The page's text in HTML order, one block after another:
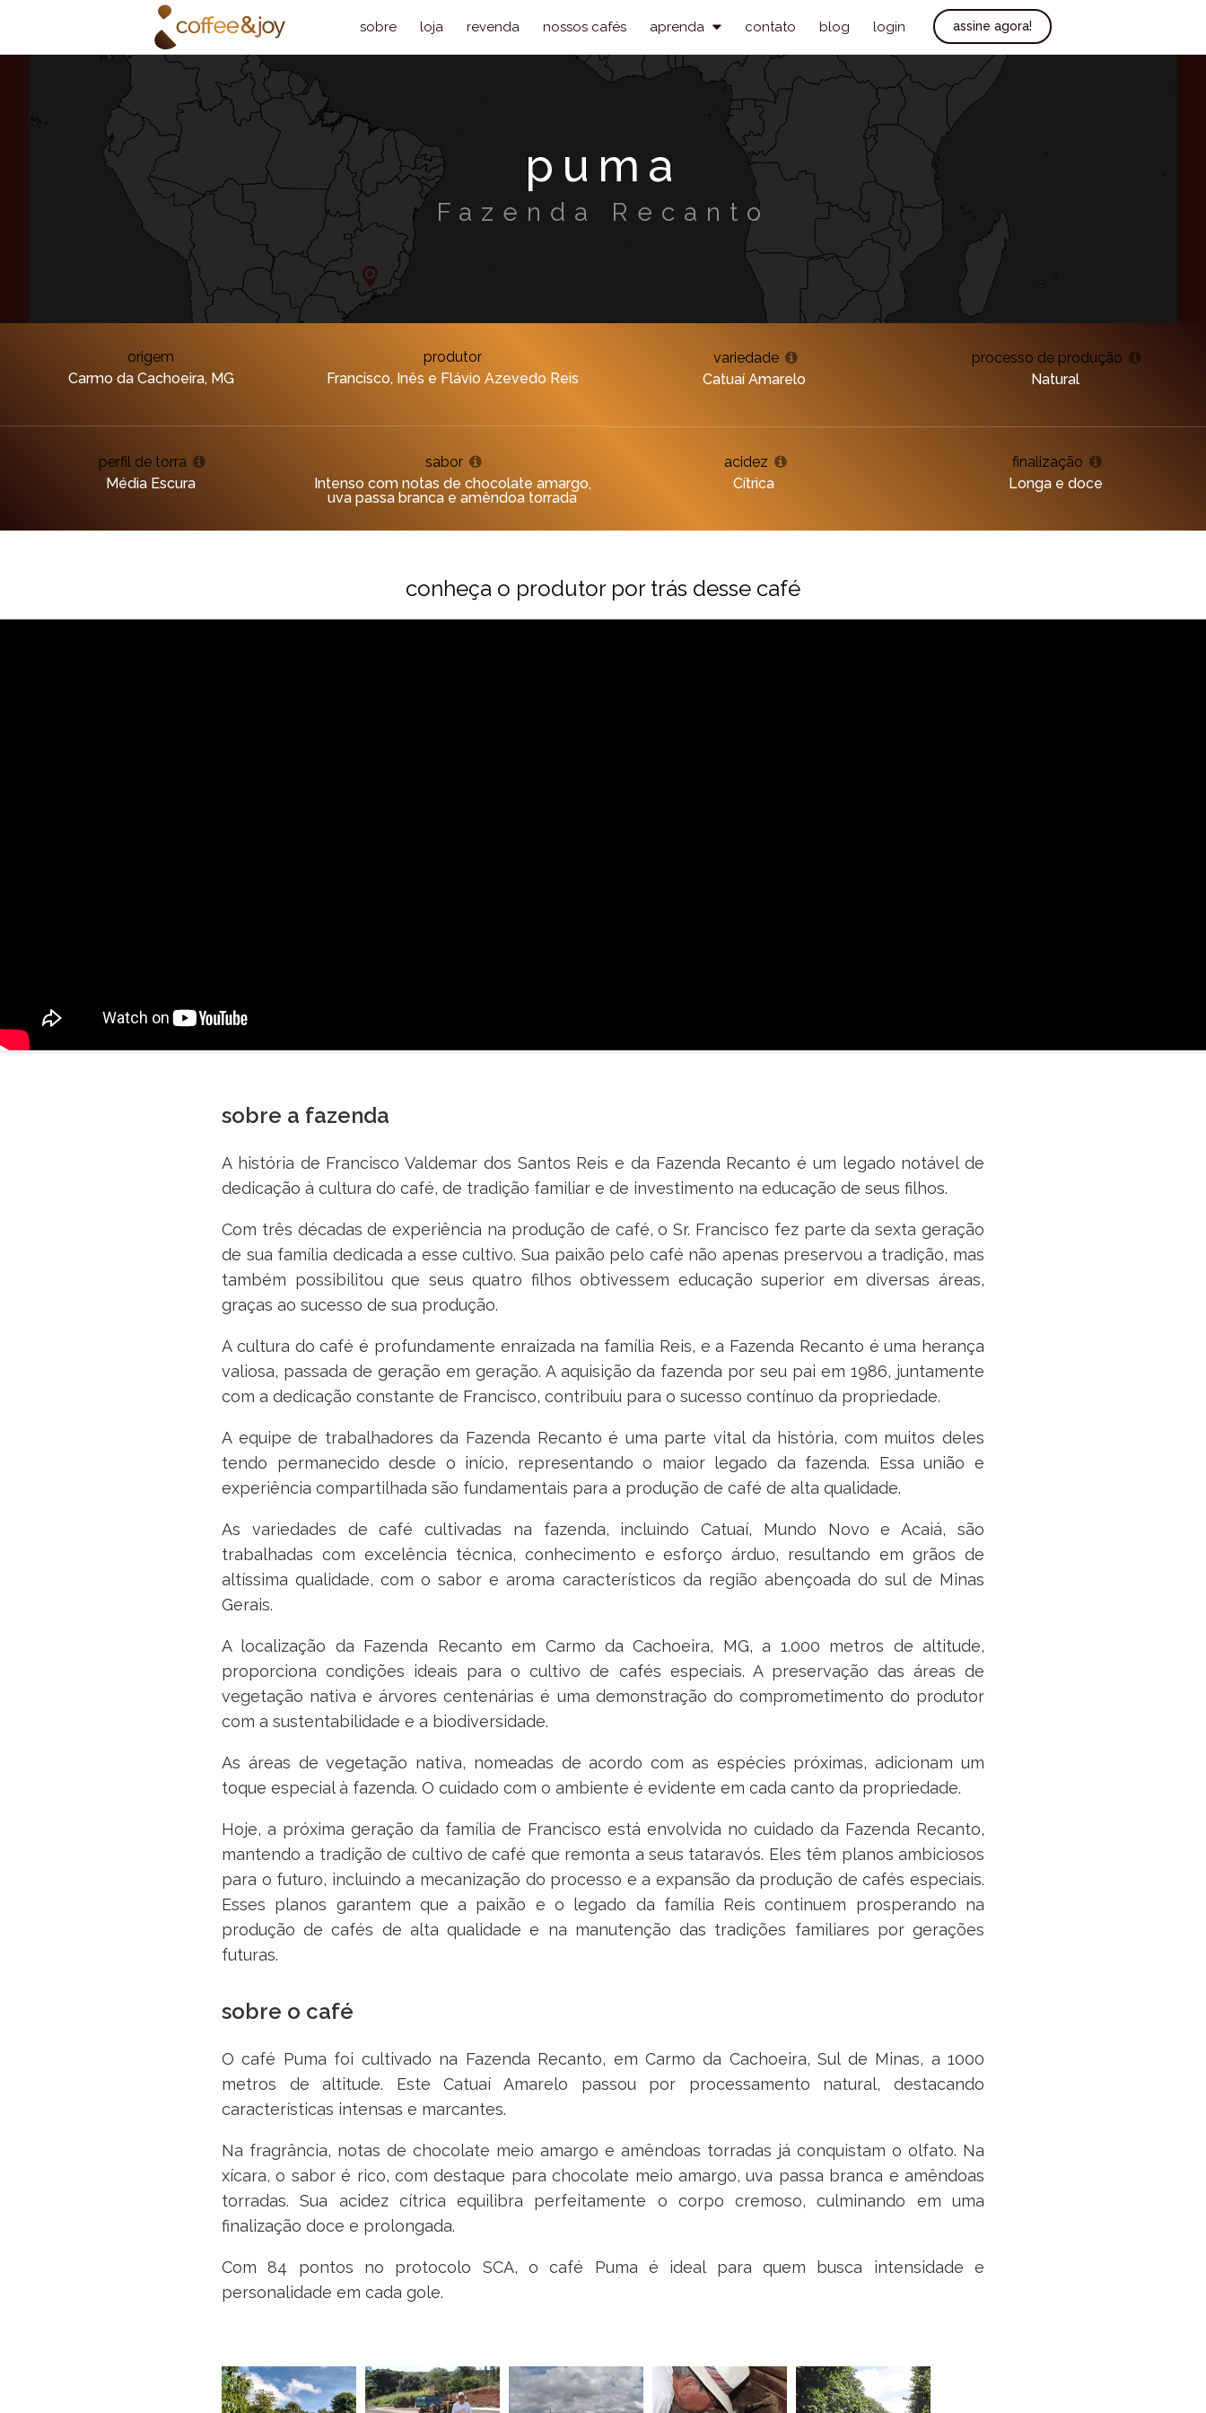
sobre loja revenda nossos cafés aprenda contato blog login assine agora!
puma
Fazenda Recanto
origem
Carmo da Cachoeira, MG
produtor
Francisco, Inês e Flávio Azevedo Reis
variedade
Catuaí Amarelo
processo de produção
Natural
perfil de torra
Média Escura
sabor
Intenso com notas de chocolate amargo,
uva passa branca e amêndoa torrada
acidez
Cítrica
finalização
Longa e doce
conheça o produtor por trás desse café
sobre a fazenda
A história de Francisco Valdemar dos Santos Reis e da Fazenda Recanto é um legado notável de
dedicação à cultura do café, de tradição familiar e de investimento na educação de seus filhos.
Com três décadas de experiência na produção de café, o Sr. Francisco fez parte da sexta geração
de sua família dedicada a esse cultivo. Sua paixão pelo café não apenas preservou a tradição, mas
também possibilitou que seus quatro filhos obtivessem educação superior em diversas áreas,
graças ao sucesso de sua produção.
A cultura do café é profundamente enraizada na família Reis, e a Fazenda Recanto é uma herança
valiosa, passada de geração em geração. A aquisição da fazenda por seu pai em 1986, juntamente
com a dedicação constante de Francisco, contribuiu para o sucesso contínuo da propriedade.
A equipe de trabalhadores da Fazenda Recanto é uma parte vital da história, com muitos deles
tendo permanecido desde o início, representando o maior legado da fazenda. Essa união e
experiência compartilhada são fundamentais para a produção de café de alta qualidade.
As variedades de café cultivadas na fazenda, incluindo Catuaí, Mundo Novo e Acaiá, são
trabalhadas com excelência técnica, conhecimento e esforço árduo, resultando em grãos de
altíssima qualidade, com o sabor e aroma característicos da região abençoada do sul de Minas
Gerais.
A localização da Fazenda Recanto em Carmo da Cachoeira, MG, a 1.000 metros de altitude,
proporciona condições ideais para o cultivo de cafés especiais. A preservação das áreas de
vegetação nativa e árvores centenárias é uma demonstração do comprometimento do produtor
com a sustentabilidade e a biodiversidade.
As áreas de vegetação nativa, nomeadas de acordo com as espécies próximas, adicionam um
toque especial à fazenda. O cuidado com o ambiente é evidente em cada canto da propriedade.
Hoje, a próxima geração da família de Francisco está envolvida no cuidado da Fazenda Recanto,
mantendo a tradição de cultivo de café que remonta a seus tataravós. Eles têm planos ambiciosos
para o futuro, incluindo a mecanização do processo e a expansão da produção de cafés especiais.
Esses planos garantem que a paixão e o legado da família Reis continuem prosperando na
produção de cafés de alta qualidade e na manutenção das tradições familiares por gerações
futuras.
sobre o café
O café Puma foi cultivado na Fazenda Recanto, em Carmo da Cachoeira, Sul de Minas, a 1000
metros de altitude. Este Catuaí Amarelo passou por processamento natural, destacando
características intensas e marcantes.
Na fragrância, notas de chocolate meio amargo e amêndoas torradas já conquistam o olfato. Na
xícara, o sabor é rico, com destaque para chocolate meio amargo, uva passa branca e amêndoas
torradas. Sua acidez cítrica equilibra perfeitamente o corpo cremoso, culminando em uma
finalização doce e prolongada.
Com 84 pontos no protocolo SCA, o café Puma é ideal para quem busca intensidade e
personalidade em cada gole.